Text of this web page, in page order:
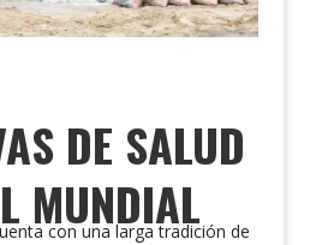
DE SALUD
MUNDIAL
con una larga tradición de